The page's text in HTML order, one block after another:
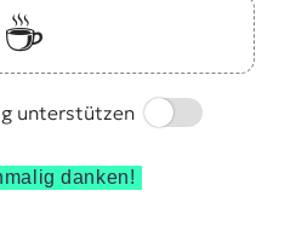
☕️
unterstützen
Switch
danken!